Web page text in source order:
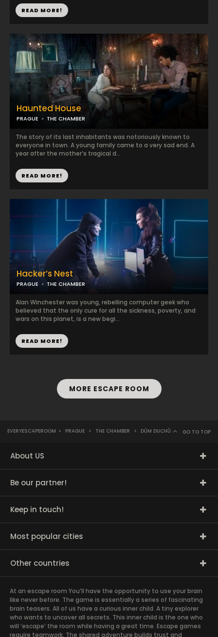
READ MORE!
Haunted House
PRAGUE THE CHAMBER
The story of its last inhabitants was notoriously known to
everyone in town. A young family came to a very sad end. A
year after the mother’s tragical d...
READ MORE!
Hacker’s Nest
PRAGUE THE CHAMBER
Alan Winchester was young, rebelling computer geek who
believed that the only cure for all the sickness, poverty, and
wars on this planet, is a new begi...
READ MORE!
MORE ESCAPE ROOM
EVERYESCAPEROOM > PRAGUE > THE CHAMBER > DŮM DUCHŮ GO TO TOP
About US
Be our partner!
Keep in touch!
Most popular cities
Other countries
At an escape room You’ll have the opportunity to use your brain
like never before. The game is essentially a series of fascinating
brain teasers. All of us have a curious inner child. A tiny explorer
who wants to uncover all secrets. This inner child is the one who
will ‘escape’ the room while having a great time. Escape games
require teamwork. The shared adventure builds trust and